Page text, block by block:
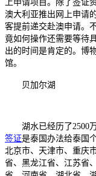
上申请项目。除了签证
澳大利亚推出网上申请
客提前递交赴澳申请。
竟如何操作还需要等待
出的时间是肯定的。博
馆。
贝加尔湖
湖水已经历了2500万
签证是泰国办法给泰国
北京市、天津市、重庆
省、黑龙江省、江苏省